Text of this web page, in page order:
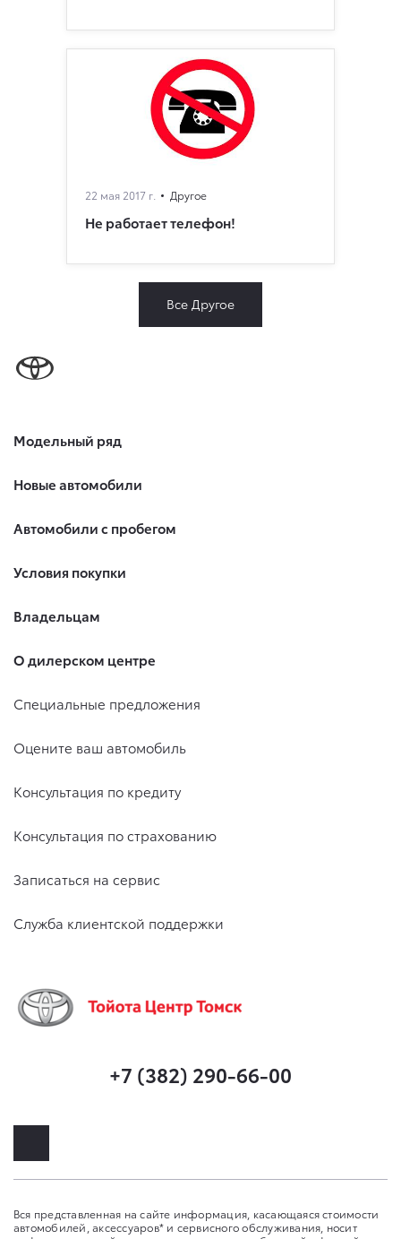
22 мая 2017 г. Другое
Не работает телефон!
Все Другое
Модельный ряд
Новые автомобили
Автомобили с пробегом
Условия покупки
Владельцам
О дилерском центре
Специальные предложения
Оцените ваш автомобиль
Консультация по кредиту
Консультация по страхованию
Записаться на сервис
Служба клиентской поддержки
+7 (382) 290-66-00
Вся представленная на сайте информация, касающаяся стоимости
автомобилей, аксессуаров* и сервисного обслуживания, носит